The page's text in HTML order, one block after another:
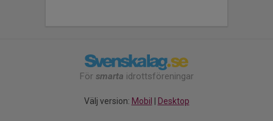
För smarta idrottsföreningar
Välj version: Mobil Desktop